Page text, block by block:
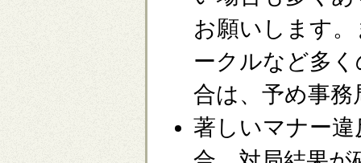
お願いします
ークルなど多
合は、予め事
著しいマナー